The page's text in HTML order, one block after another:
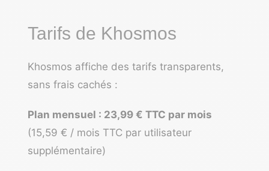
Tarifs de Khosmos
Khosmos affiche des tarifs transparents,
sans frais cachés :
Plan mensuel : 23,99 € TTC par mois
(15,59 € / mois TTC par utilisateur
supplémentaire)